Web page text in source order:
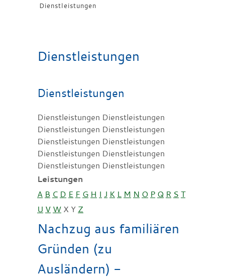
Dienstleistungen
Dienstleistungen
Dienstleistungen
Dienstleistungen Dienstleistungen
Dienstleistungen Dienstleistungen
Dienstleistungen Dienstleistungen
Dienstleistungen Dienstleistungen
Dienstleistungen Dienstleistungen
Leistungen
A B C D E F G H I J K L M N O P Q R S T
U V W X Y Z
Nachzug aus familiären
Gründen (zu
Ausländern) -